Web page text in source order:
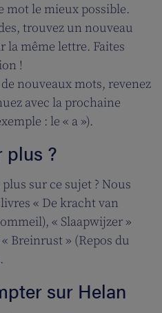
mot le mieux possible.
trouvez un nouveau
la même lettre. Faites
!
nouveaux mots, revenez
avec la prochaine
: le « a »).
plus ?
sur ce sujet ? Nous
« De kracht van
« Slaapwijzer »
Breinrust » (Repos du
sur Helan